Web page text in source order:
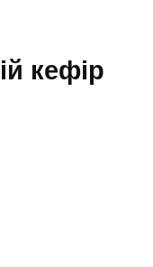
кефір